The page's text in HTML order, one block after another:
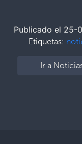
Publicado el 25-
Etiquetas:
Ir a